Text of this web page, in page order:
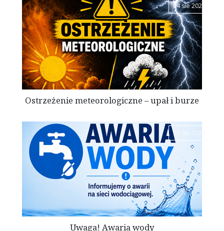
04 sie 2026
Ostrzeżenie meteorologiczne – upał i burze
02 sie 2026
Uwaga! Awaria wody